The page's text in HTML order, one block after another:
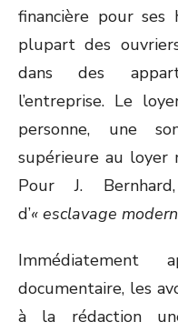
financière pour ses
plupart des
dans des
l’entreprise. Le
personne, une
supérieure au loyer
Pour J.
d’« esclavage
documentaire, les
à la rédaction